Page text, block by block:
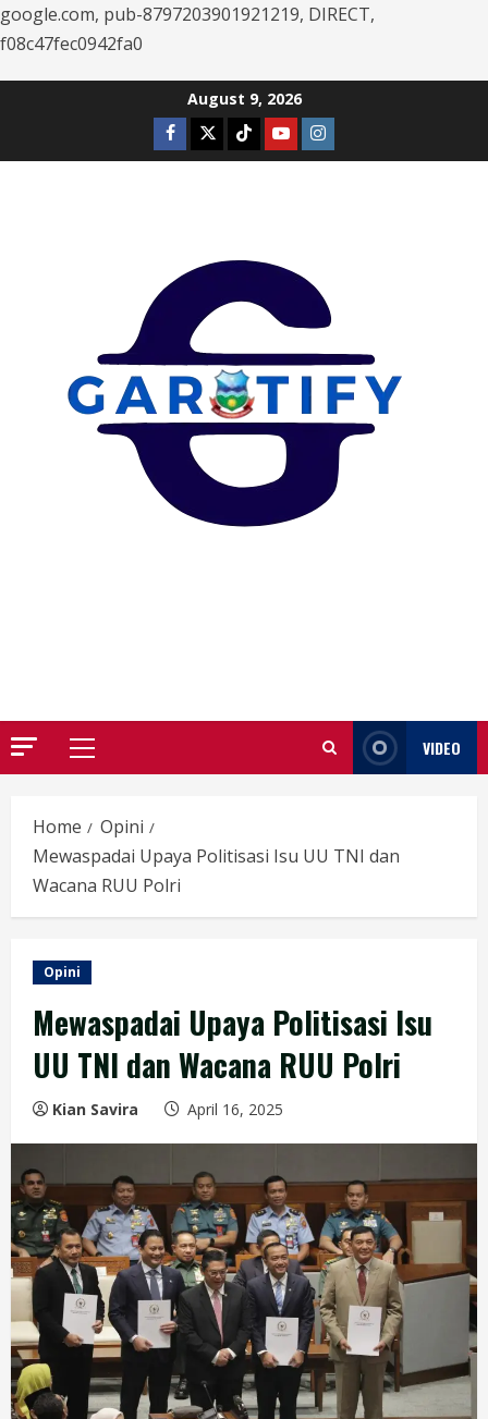
google.com, pub-8797203901921219, DIRECT,
f08c47fec0942fa0
August 9, 2026
Facebook
TwitterTiktokYoutubeInstagram
Primary
VIDEO
Home
Opini
Mewaspadai Upaya Politisasi Isu UU TNI dan
Wacana RUU Polri
Opini
Mewaspadai Upaya Politisasi Isu
UU TNI dan Wacana RUU Polri
Kian Savira April 16, 2025